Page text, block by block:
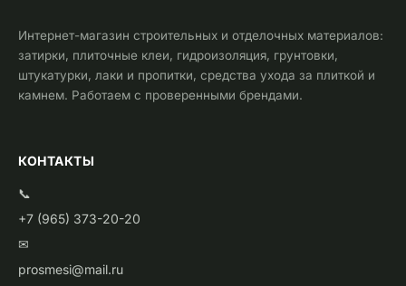
Интернет-магазин строительных и отделочных материалов:
затирки, плиточные клеи, гидроизоляция, грунтовки,
штукатурки, лаки и пропитки, средства ухода за плиткой и
камнем. Работаем с проверенными брендами.
КОНТАКТЫ
📞
+7 (965) 373-20-20
✉
prosmesi@mail.ru